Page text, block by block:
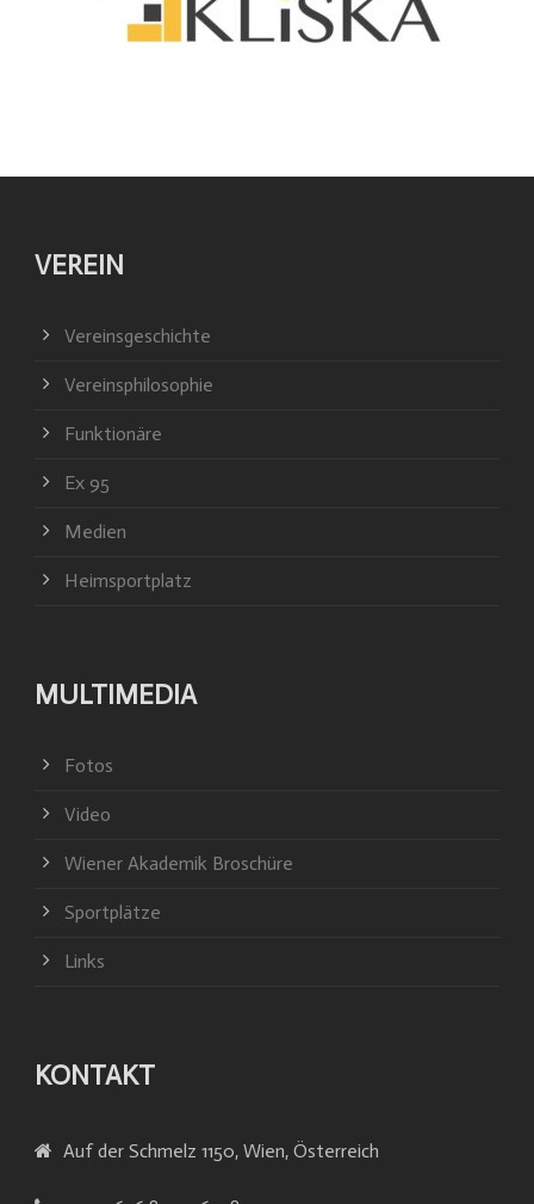
VEREIN
Vereinsgeschichte
Vereinsphilosophie
Funktionäre
Ex 95
Medien
Heimsportplatz
MULTIMEDIA
Fotos
Video
Wiener Akademik Broschüre
Sportplätze
Links
KONTAKT
Auf der Schmelz 1150, Wien, Österreich